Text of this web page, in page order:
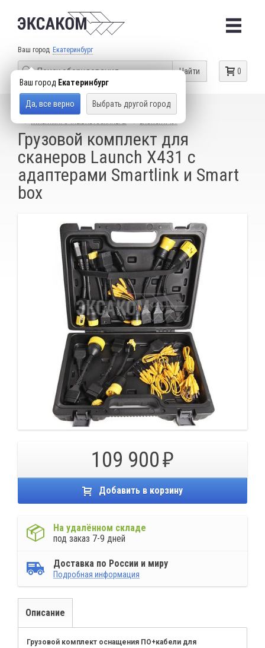
Ваш город Екатеринбург
Ваш город Екатеринбург
Да, все верно Выбрать другой город
0
Найти
КАТАЛОГ ТОВАРОВ
ДИАГНОСТИЧЕСКИЕ СКАНЕРЫ
Грузовой комплект для
сканеров Launch X431 с
адаптерами Smartlink и Smart
box
109 900
Добавить в корзину
На удалённом складе
под заказ 7-9 дней
Доставка по России и миру
Подробная информация
Описание
Грузовой комплект оснащения ПО+кабели для